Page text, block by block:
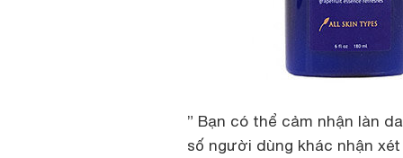
” Bạn có thể cảm nhận làn
số người dùng khác nhận